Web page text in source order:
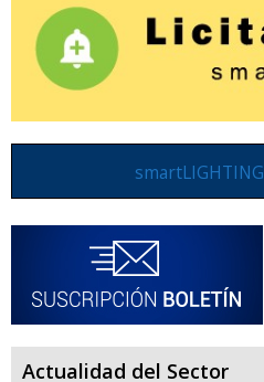
smartLIGHTING
Actualidad del Sector